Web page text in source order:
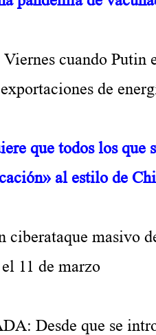
cuando Putin
de
que todos los que
al estilo de
ciberataque masivo
11 de marzo
Desde que se